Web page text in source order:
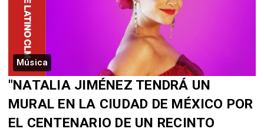
Música
"NATALIA JIMÉNEZ TENDRÁ UN
MURAL EN LA CIUDAD DE MÉXICO POR
EL CENTENARIO DE UN RECINTO